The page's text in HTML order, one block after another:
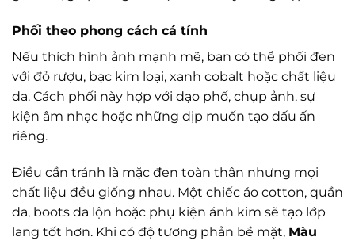
Phối theo phong cách cá tính
Nếu thích hình ảnh mạnh mẽ, bạn có thể phối đen
với đỏ rượu, bạc kim loại, xanh cobalt hoặc chất liệu
da. Cách phối này hợp với dạo phố, chụp ảnh, sự
kiện âm nhạc hoặc những dịp muốn tạo dấu ấn
riêng.
Điều cần tránh là mặc đen toàn thân nhưng mọi
chất liệu đều giống nhau. Một chiếc áo cotton, quần
da, boots da lộn hoặc phụ kiện ánh kim sẽ tạo lớp
lang tốt hơn. Khi có độ tương phản bề mặt, Màu